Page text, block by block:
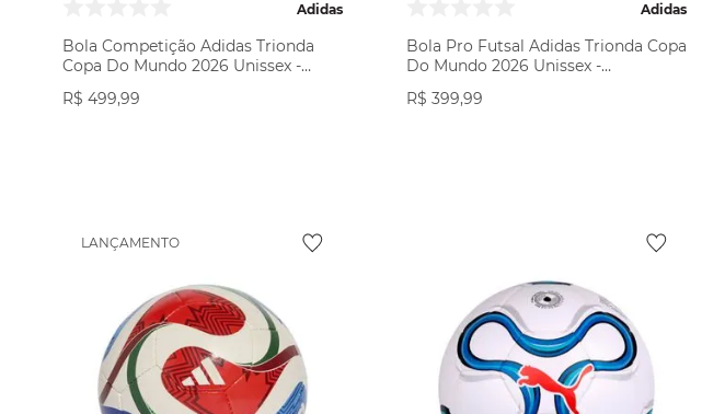
Adidas
Bola Competição Adidas Trionda
Copa Do Mundo 2026 Unissex -
Branca/Multicolor
R$ 499,99
Adidas
Bola Pro Futsal Adidas Trionda Copa
Do Mundo 2026 Unissex -
Branca/Multicolor
R$ 399,99
LANÇAMENTO